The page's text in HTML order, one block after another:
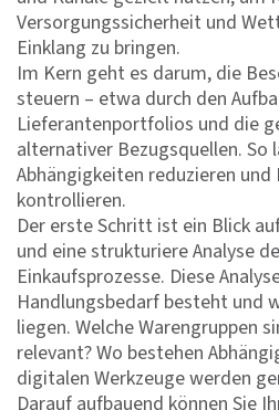
Versorgungssicherheit und
Einklang zu bringen.
Im Kern geht es darum, die
steuern – etwa durch den
Lieferantenportfolios und die
alternativer Bezugsquellen. So
Abhängigkeiten reduzieren und
kontrollieren.
Der erste Schritt ist ein Blick
und eine strukturiere Analyse
Einkaufsprozesse. Diese
Handlungsbedarf besteht und
liegen. Welche Warengruppen
relevant? Wo bestehen
digitalen Werkzeuge werden
Darauf aufbauend können Sie